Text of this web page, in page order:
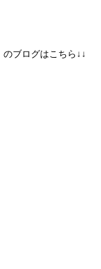
のブログはこちら↓↓